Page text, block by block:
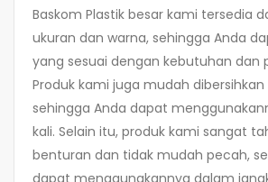
Baskom Plastik besar kami tersedia
ukuran dan warna, sehingga Anda
yang sesuai dengan kebutuhan dan
Produk kami juga mudah
sehingga Anda dapat
kali. Selain itu, produk kami sangat
benturan dan tidak mudah pecah,
dapat menggunakannya dalam